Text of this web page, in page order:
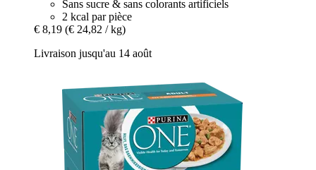
Sans sucre & sans colorants artificiels
2 kcal par pièce
€ 8,19 (€ 24,82 / kg)
Livraison jusqu'au 14 août